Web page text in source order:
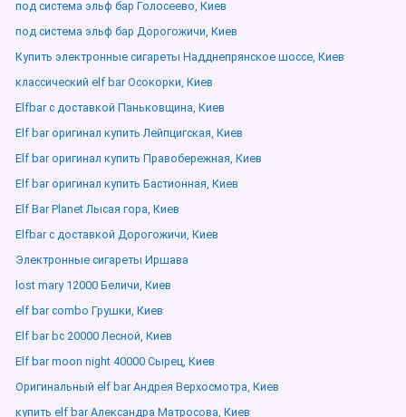
под система эльф бар Голосеево, Киев
под система эльф бар Дорогожичи, Киев
Купить электронные сигареты Надднепрянское шоссе, Киев
классический elf bar Осокорки, Киев
Elfbar с доставкой Паньковщина, Киев
Elf bar оригинал купить Лейпцигская, Киев
Elf bar оригинал купить Правобережная, Киев
Elf bar оригинал купить Бастионная, Киев
Elf Bar Planet Лысая гора, Киев
Elfbar с доставкой Дорогожичи, Киев
Электронные сигареты Иршава
lost mary 12000 Беличи, Киев
elf bar combo Грушки, Киев
Elf bar bc 20000 Лесной, Киев
Elf bar moon night 40000 Сырец, Киев
Оригинальный elf bar Андрея Верхосмотра, Киев
купить elf bar Александра Матросова, Киев